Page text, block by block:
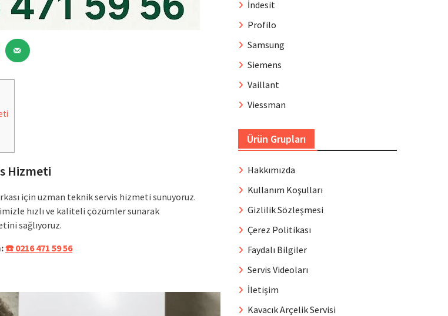
Hizmeti
için uzman teknik servis hizmeti sunuyoruz.
hızlı ve kaliteli çözümler sunarak
sağlıyoruz.
☎️ 0216 471 59 56
İndesit
Profilo
Samsung
Siemens
Vaillant
Viessman
Ürün Grupları
Hakkımızda
Kullanım Koşulları
Gizlilik Sözleşmesi
Çerez Politikası
Faydalı Bilgiler
Servis Videoları
İletişim
Kavacık Arçelik Servisi